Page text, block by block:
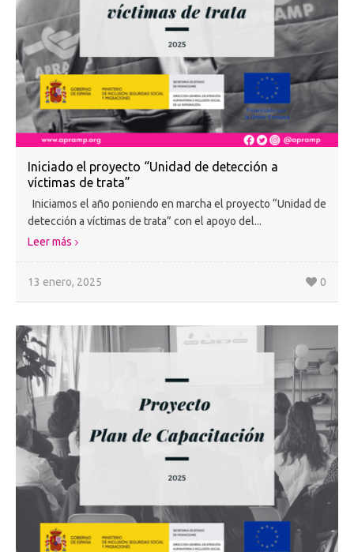
Iniciado el proyecto “Unidad de detección a
víctimas de trata”
Iniciamos el año poniendo en marcha el proyecto “Unidad de
detección a víctimas de trata” con el apoyo del...
Leer más
13 enero, 2025 0